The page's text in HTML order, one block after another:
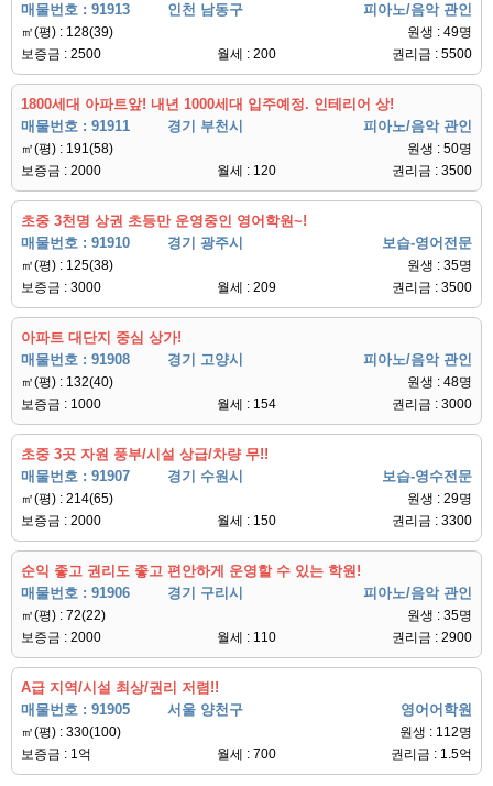
매물번호 : 91913
인천 남동구 피아노/음악 관인
㎡(평) : 128(39)
원생 : 49명
보증금 : 2500
월세 : 200 권리금 : 5500
1800세대 아파트앞! 내년 1000세대 입주예정. 인테리어 상!
매물번호 : 91911
경기 부천시 피아노/음악 관인
㎡(평) : 191(58)
원생 : 50명
보증금 : 2000
월세 : 120 권리금 : 3500
초중 3천명 상권 초등만 운영중인 영어학원~!
매물번호 : 91910
경기 광주시 보습-영어전문
㎡(평) : 125(38)
원생 : 35명
보증금 : 3000
월세 : 209 권리금 : 3500
아파트 대단지 중심 상가!
매물번호 : 91908
경기 고양시 피아노/음악 관인
㎡(평) : 132(40)
원생 : 48명
보증금 : 1000
월세 : 154 권리금 : 3000
초중 3곳 자원 풍부/시설 상급/차량 무!!
매물번호 : 91907
경기 수원시 보습-영수전문
㎡(평) : 214(65)
원생 : 29명
보증금 : 2000
월세 : 150 권리금 : 3300
순익 좋고 권리도 좋고 편안하게 운영할 수 있는 학원!
매물번호 : 91906
경기 구리시 피아노/음악 관인
㎡(평) : 72(22)
원생 : 35명
보증금 : 2000
월세 : 110 권리금 : 2900
A급 지역/시설 최상/권리 저렴!!
매물번호 : 91905
서울 양천구 영어어학원
㎡(평) : 330(100)
원생 : 112명
보증금 : 1억
월세 : 700 권리금 : 1.5억